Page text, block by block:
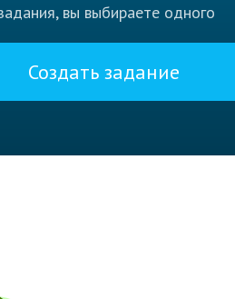
вы выбираете одного
Создать задание